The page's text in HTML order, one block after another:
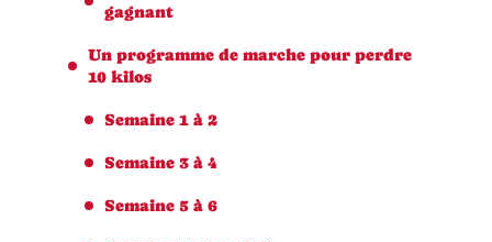
gagnant
Un programme de marche pour perdre
10 kilos
Semaine 1 à 2
Semaine 3 à 4
Semaine 5 à 6